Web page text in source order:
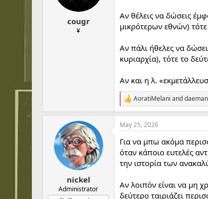
cougr
¥
Αν θέλεις να δώσεις
μικρότερων εθνών)
Αν πάλι ήθελες να
κυριαρχία), τότε το
Αν και η λ.
R
e
a
c
i
o
s
AoratiMelani anddaeman
nickel
Administrator
May 25, 2026
Για να μπω ακόμα
όταν κάποιο ευτελές
την ιστορία των
Αν λοιπόν είναι να μη
δεύτερο ταιριάζει